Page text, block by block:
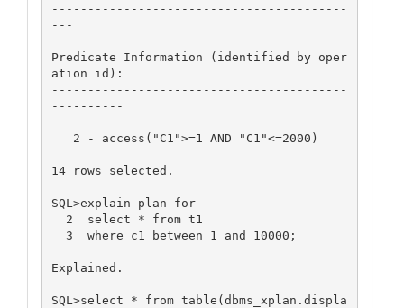
-----------------------------------------
---
Predicate Information (identified by oper
ation id):
-----------------------------------------
----------
14 rows selected.
SQL>explain plan for
Explained.
SQL>select * from table(dbms_xplan.displa